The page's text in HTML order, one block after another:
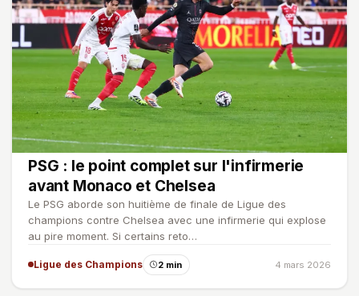
PSG : le point complet sur l'infirmerie
avant Monaco et Chelsea
Le PSG aborde son huitième de finale de Ligue des
champions contre Chelsea avec une infirmerie qui explose
au pire moment. Si certains reto…
Ligue des Champions 2 min 4 mars 2026